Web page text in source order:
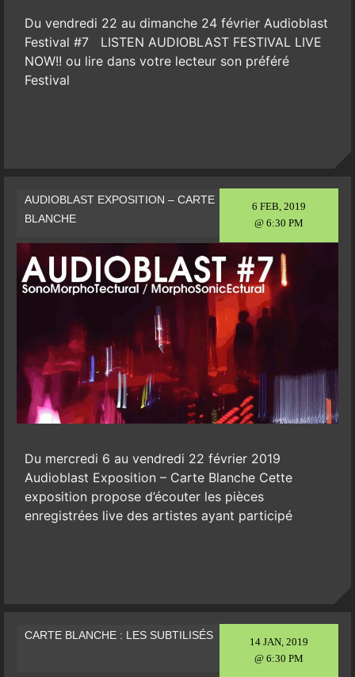
Du vendredi 22 au dimanche 24 février Audioblast
Festival #7 LISTEN AUDIOBLAST FESTIVAL LIVE
NOW!! ou lire dans votre lecteur son préféré
Festival
6 FEB, 2019
@ 6:30 PM
AUDIOBLAST EXPOSITION – CARTE
BLANCHE
Du mercredi 6 au vendredi 22 février 2019
Audioblast Exposition – Carte Blanche Cette
exposition propose d’écouter les pièces
enregistrées live des artistes ayant participé
14 JAN, 2019
@ 6:30 PM
CARTE BLANCHE : LES SUBTILISÉS